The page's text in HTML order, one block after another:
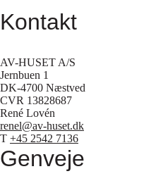
Kontakt
AV-HUSET A/S
Jernbuen 1
DK-4700 Næstved
CVR 13828687
René Lovén
renel@av-huset.dk
T +45 2542 7136
Genveje